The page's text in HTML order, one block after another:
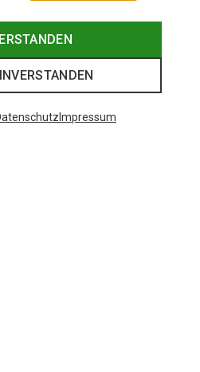
Impressum